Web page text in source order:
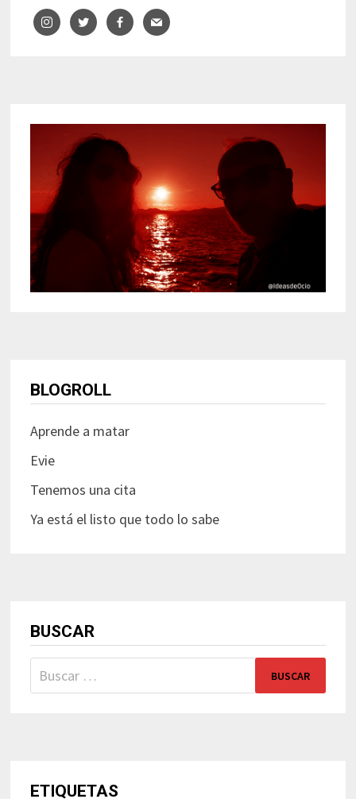
BLOGROLL
Aprende a matar
Evie
Tenemos una cita
Ya está el listo que todo lo sabe
BUSCAR
Buscar:
ETIQUETAS